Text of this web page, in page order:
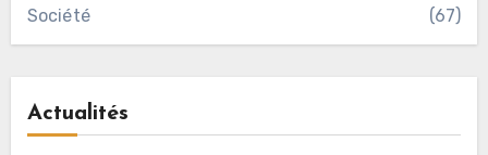
Société (67)
Actualités